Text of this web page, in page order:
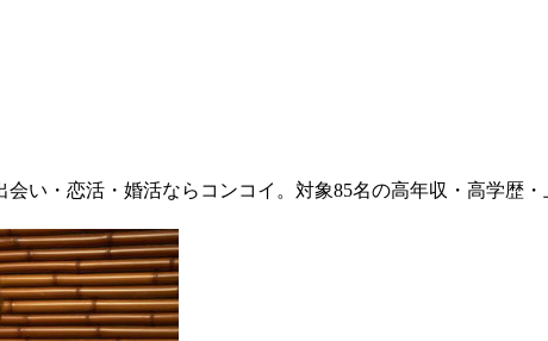
い・恋活・婚活ならコンコイ。対象85名の高年収・高学歴